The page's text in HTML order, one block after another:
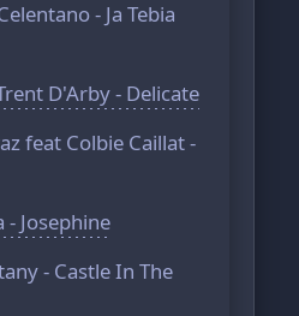
- Ja Tebia
D'Arby - Delicate
feat Colbie Caillat -
- Josephine
- Castle In The